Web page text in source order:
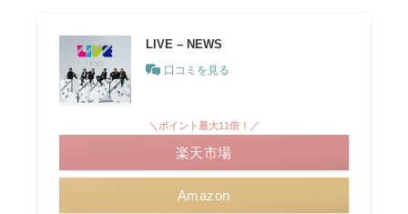
LIVE – NEWS
口コミを見る
Amazon
＼ポイント最大11倍！／
楽天市場